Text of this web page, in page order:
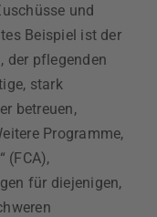
und
Beispiel ist der
der pflegenden
stark
betreuen,
Programme,
(FCA),
für diejenigen,